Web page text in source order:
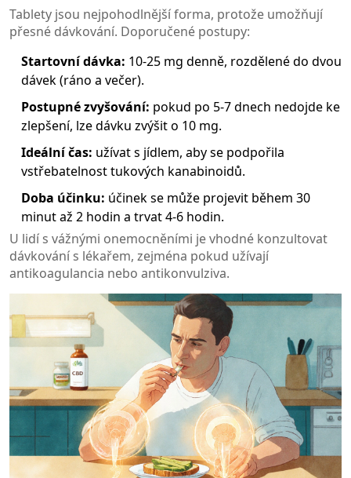
Tablety jsou nejpohodlnější forma, protože umožňují
přesné dávkování. Doporučené postupy:
Startovní dávka: 10-25 mg denně, rozdělené do dvou
dávek (ráno a večer).
Postupné zvyšování: pokud po 5-7 dnech nedojde ke
zlepšení, lze dávku zvýšit o 10 mg.
Ideální čas: užívat s jídlem, aby se podpořila
vstřebatelnost tukových kanabinoidů.
Doba účinku: účinek se může projevit během 30
minut až 2 hodin a trvat 4-6 hodin.
U lidí s vážnými onemocněními je vhodné konzultovat
dávkování s lékařem, zejména pokud užívají
antikoagulancia nebo antikonvulziva.